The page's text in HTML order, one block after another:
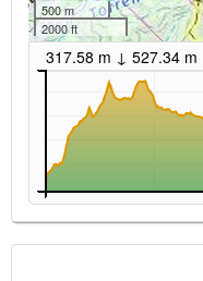
500 m
2000 ft
317.58 m ↓ 527.34 m